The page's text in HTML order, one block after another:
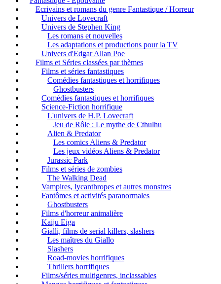
Ecrivains et romans du genre Fantastique / Horreur
Univers de Lovecraft
Univers de Stephen King
Les romans et nouvelles
Les adaptations et productions pour la TV
Univers d'Edgar Allan Poe
Films et Séries classées par thèmes
Films et séries fantastiques
Comédies fantastiques et horrifiques
Ghostbusters
Comédies fantastiques et horrifiques
Science-Fiction horrifique
L'univers de H.P. Lovecraft
Jeu de Rôle : Le mythe de Cthulhu
Alien & Predator
Les comics Aliens & Predator
Les jeux vidéos Aliens & Predator
Jurassic Park
Films et séries de zombies
The Walking Dead
Vampires, lycanthropes et autres monstres
Fantômes et activités paranormales
Ghostbusters
Films d'horreur animalière
Kaiju Eiga
Gialli, films de serial killers, slashers
Les maîtres du Giallo
Slashers
Road-movies horrifiques
Thrillers horrifiques
Films/séries multigenres, inclassables